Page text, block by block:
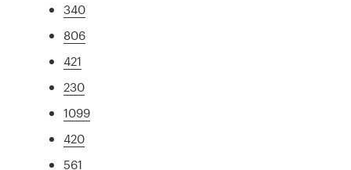
340
806
421
230
1099
420
561